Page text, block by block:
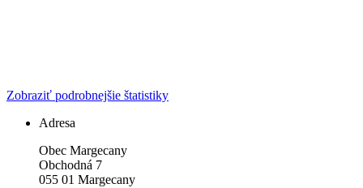
Zobraziť podrobnejšie štatistiky
Adresa
Obec Margecany
Obchodná 7
055 01 Margecany